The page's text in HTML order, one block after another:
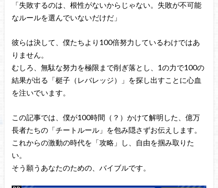
「失敗するのは、根性がないからじゃない。失敗が不可能
なルールを選んでいないだけだ」
彼らは決して、僕たちより100倍努力しているわけではあ
りません。
むしろ、無駄な努力を極限まで削ぎ落とし、1の力で100の
結果が出る「梃子（レバレッジ）」を探し出すことに心血
を注いでいます。
この記事では、僕が100時間（？）かけて解明した、億万
長者たちの「チートルール」を包み隠さずお伝えします。
これからの激動の時代を「攻略」し、自由を掴み取りた
い。
そう願うあなたのための、バイブルです。